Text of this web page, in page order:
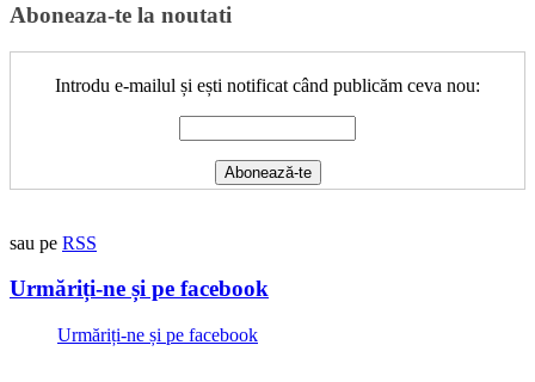
Aboneaza-te la noutati
Introdu e-mailul și ești notificat când publicăm ceva nou:
sau pe RSS
Urmăriți-ne și pe facebook
Urmăriți-ne și pe facebook